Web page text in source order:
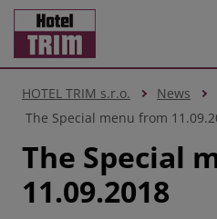
HOTEL TRIM s.r.o.
News
The Special menu from
The Special
11.09.2018